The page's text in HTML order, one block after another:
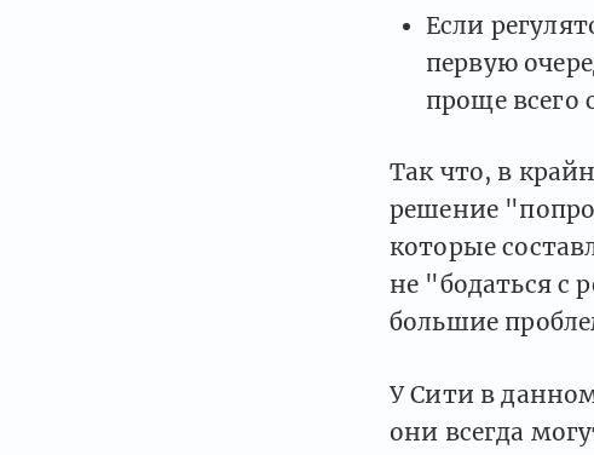
Если
первую
проще всего
Так что, в
решение
которые
не "бодаться с
большие
У Сити в
они всегда